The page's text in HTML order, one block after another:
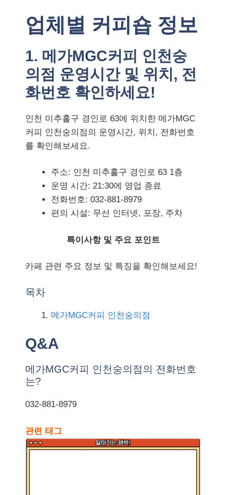
업체별 커피숍 정보
1. 메가MGC커피 인천숭
의점 운영시간 및 위치, 전
화번호 확인하세요!
인천 미추홀구 경인로 63에 위치한 메가MGC
커피 인천숭의점의 운영시간, 위치, 전화번호
를 확인해보세요.
주소: 인천 미추홀구 경인로 63 1층
운영 시간: 21:30에 영업 종료
전화번호: 032-881-8979
편의 시설: 무선 인터넷, 포장, 주차
특이사항 및 주요 포인트
카페 관련 주요 정보 및 특징을 확인해보세요!
목차
메가MGC커피 인천숭의점
Q&A
메가MGC커피 인천숭의점의 전화번호
는?
032-881-8979
관련 태그